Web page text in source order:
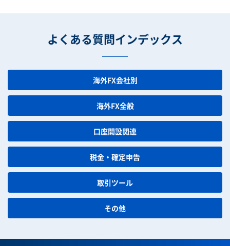
よくある質問インデックス
海外FX会社別
海外FX全般
口座開設関連
税金・確定申告
取引ツール
その他